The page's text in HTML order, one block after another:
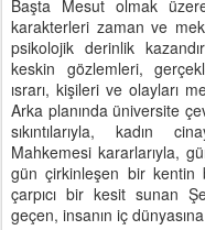
Başta Mesut olmak
karakterleri zaman ve
psikolojik derinlik
keskin gözlemleri,
ısrarı, kişileri ve olayları
Arka planında üniversite
sıkıntılarıyla, kadın
Mahkemesi kararlarıyla,
gün çirkinleşen bir kentin
çarpıcı bir kesit sunan
geçen, insanın iç